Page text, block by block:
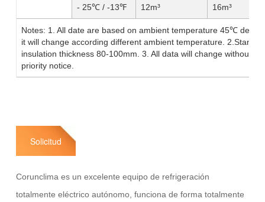
- 25℃ / -13℉ 12m³ 16m³
Notes: 1. All date are based on ambient temperature 45℃
it will change according different ambient temperature.
insulation thickness 80-100mm. 3. All data will change without
priority notice.
Solicitud
Corunclima es un excelente equipo de refrigeración
totalmente eléctrico autónomo, funciona de forma totalmente